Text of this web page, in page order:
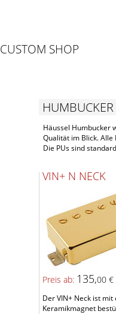
CUSTOM SHOP
Häussel Humbucker
Qualität im Blick.
Die PUs sind
VIN+ N NECK
Preis ab: 135,00 €
Der VIN+ Neck ist mit
Keramikmagnet